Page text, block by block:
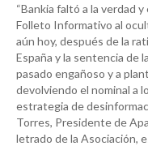
“Bankia faltó a la verdad
Folleto Informativo al
aún hoy, después de la
España y la sentencia de
pasado engañoso y a
devolviendo el nominal a
estrategia de
Torres, Presidente de
letrado de la Asociación,